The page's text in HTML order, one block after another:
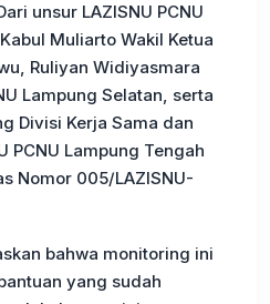
unsur LAZISNU PCNU
Muliarto Wakil Ketua
Ruliyan Widiyasmara
Lampung Selatan, serta
Divisi Kerja Sama dan
PCNU Lampung Tengah
Nomor 005/LAZISNU-
bahwa monitoring ini
yang sudah